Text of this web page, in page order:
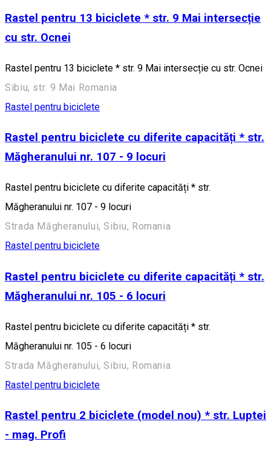
Rastel pentru 13 biciclete * str. 9 Mai intersecție
cu str. Ocnei
Rastel pentru 13 biciclete * str. 9 Mai intersecție cu str. Ocnei
Sibiu, str. 9 Mai Romania
Rastel pentru biciclete
Rastel pentru biciclete cu diferite capacități * str.
Măgheranului nr. 107 - 9 locuri
Rastel pentru biciclete cu diferite capacități * str.
Măgheranului nr. 107 - 9 locuri
Strada Măgheranului, Sibiu, Romania
Rastel pentru biciclete
Rastel pentru biciclete cu diferite capacități * str.
Măgheranului nr. 105 - 6 locuri
Rastel pentru biciclete cu diferite capacități * str.
Măgheranului nr. 105 - 6 locuri
Strada Măgheranului, Sibiu, Romania
Rastel pentru biciclete
Rastel pentru 2 biciclete (model nou) * str. Luptei
- mag. Profi